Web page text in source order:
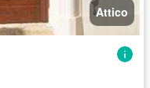
Attico